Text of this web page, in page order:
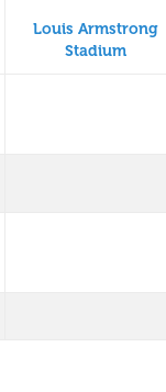
Louis Armstrong
Stadium